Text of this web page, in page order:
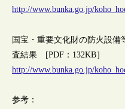
http://www.bunka.go.jp/
国宝・重要文化財の防火設備
査結果 [PDF：132KB］
http://www.bunka.go.jp/
参考：